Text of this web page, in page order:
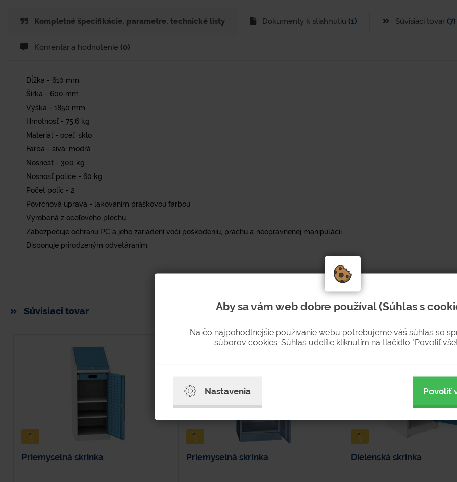
Kompletné špecifikácie, parametre. technické listy Dokumenty k stiahnutiu (1) Súvisiaci tovar (7)
Komentár a hodnotenie (0)
Dĺžka - 610 mm
Šírka - 600 mm
Výška - 1850 mm
Hmotnosť - 75,6 kg
Materiál - oceľ, sklo
Farba - sivá, modrá
Nosnosť - 300 kg
Nosnosť police - 60 kg
Počet políc - 2
Povrchová úprava - lakovaním práškovou farbou
Vyrobená z oceľového plechu.
Zabezpečuje ochranu PC a jeho zariadení voči poškodeniu, prachu a neoprávnenej manipulácii.
Disponuje prirodzeným odvetáraním.
Súvisiaci tovar
Priemyselná skrinka Priemyselná skrinka Dielenská skrinka
Aby sa vám web dobre používal (Súhlas s
Na čo najpohodlnejšie používanie webu potrebujeme váš súhlas so
súborov cookies. Súhlas udelíte kliknutím na tlačidlo "Povoliť
Nastavenia Povoliť